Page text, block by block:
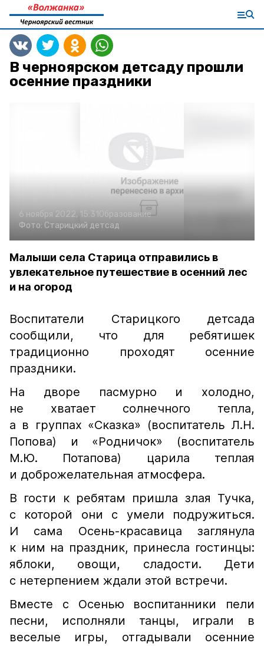
В черноярском детсаду прошли
осенние праздники
6 ноября 2022, 15:31 Образование
Фото: Старицкий детсад
Малыши села Старица отправились в
увлекательное путешествие в осенний лес
и на огород
Воспитатели Старицкого детсада
сообщили, что для ребятишек
традиционно проходят осенние
праздники.
На дворе пасмурно и холодно,
не хватает солнечного тепла,
а в группах «Сказка» (воспитатель Л.Н.
Попова) и «Родничок» (воспитатель
М.Ю. Потапова) царила теплая
и доброжелательная атмосфера.
В гости к ребятам пришла злая Тучка,
с которой они с умели подружиться.
И сама Осень-красавица заглянула
к ним на праздник, принесла гостинцы:
яблоки, овощи, сладости. Дети
с нетерпением ждали этой встречи.
Вместе с Осенью воспитанники пели
песни, исполняли танцы, играли в
веселые игры, отгадывали осенние